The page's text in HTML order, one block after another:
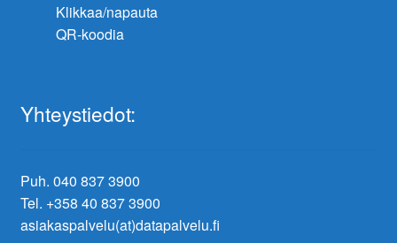
Klikkaa/napauta
QR-koodia
Yhteystiedot:
Puh. 040 837 3900
Tel. +358 40 837 3900
asiakaspalvelu(at)datapalvelu.fi